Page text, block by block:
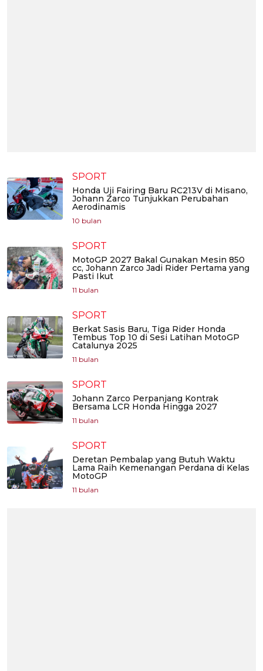
SPORT
Honda Uji Fairing Baru RC213V di Misano,
Johann Zarco Tunjukkan Perubahan
Aerodinamis
10 bulan
SPORT
MotoGP 2027 Bakal Gunakan Mesin 850
cc, Johann Zarco Jadi Rider Pertama yang
Pasti Ikut
11 bulan
SPORT
Berkat Sasis Baru, Tiga Rider Honda
Tembus Top 10 di Sesi Latihan MotoGP
Catalunya 2025
11 bulan
SPORT
Johann Zarco Perpanjang Kontrak
Bersama LCR Honda Hingga 2027
11 bulan
SPORT
Deretan Pembalap yang Butuh Waktu
Lama Raih Kemenangan Perdana di Kelas
MotoGP
11 bulan